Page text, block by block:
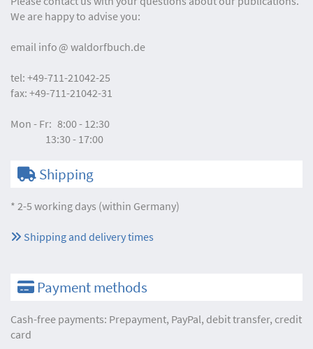
We are happy to advise you:
email info waldorfbuch.de
tel: +49-711-21042-25
fax: +49-711-21042-31
Mon - Fr: 8:00 - 12:30
13:30 - 17:00
Shipping
* 2-5 working days (within Germany)
Shipping and delivery times
Payment methods
Cash-free payments: Prepayment, PayPal, debit transfer, credit
card